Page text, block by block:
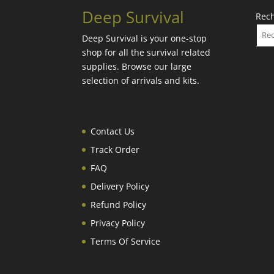
Deep Survival
Deep Survival is your one-stop
shop for all the survival related
supplies. Browse our large
selection of arrivals and kits.
Contact Us
Track Order
FAQ
Delivery Policy
Refund Policy
Privacy Policy
Terms Of Service